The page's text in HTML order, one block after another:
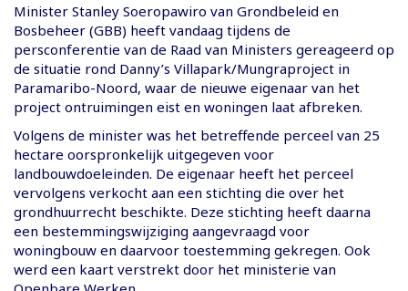
Minister Stanley Soeropawiro van Grondbeleid en
Bosbeheer (GBB) heeft vandaag tijdens de
persconferentie van de Raad van Ministers gereageerd op
de situatie rond Danny’s Villapark/Mungraproject in
Paramaribo-Noord, waar de nieuwe eigenaar van het
project ontruimingen eist en woningen laat afbreken.
Volgens de minister was het betreffende perceel van 25
hectare oorspronkelijk uitgegeven voor
landbouwdoeleinden. De eigenaar heeft het perceel
vervolgens verkocht aan een stichting die over het
grondhuurrecht beschikte. Deze stichting heeft daarna
een bestemmingswijziging aangevraagd voor
woningbouw en daarvoor toestemming gekregen. Ook
werd een kaart verstrekt door het ministerie van